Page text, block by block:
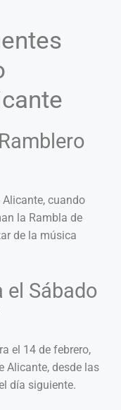
Alicante, cuando
la Rambla de
de la música
el Sábado
el 14 de febrero,
Alicante, desde las
día siguiente.